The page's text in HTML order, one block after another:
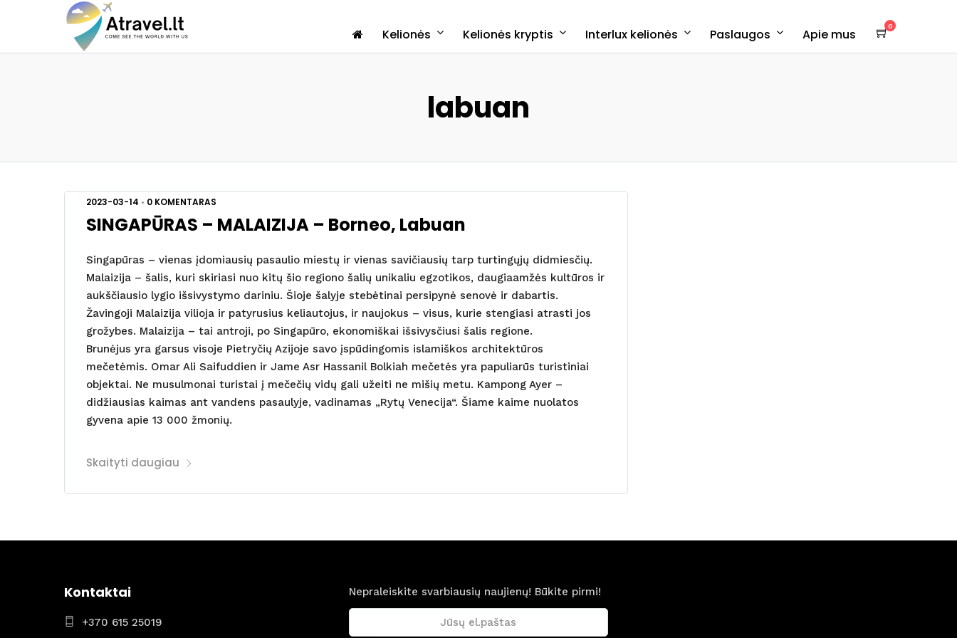
Kelionės Kelionės kryptis Interlux kelionės Paslaugos Apie mus
0
labuan
2023-03-14 • 0 KOMENTARAS
SINGAPŪRAS – MALAIZIJA – Borneo, Labuan
Singapūras – vienas įdomiausių pasaulio miestų ir vienas savičiausių tarp turtingųjų didmiesčių.
Malaizija – šalis, kuri skiriasi nuo kitų šio regiono šalių unikaliu egzotikos, daugiaamžės kultūros ir
aukščiausio lygio išsivystymo dariniu. Šioje šalyje stebėtinai persipynė senovė ir dabartis.
Žavingoji Malaizija vilioja ir patyrusius keliautojus, ir naujokus – visus, kurie stengiasi atrasti jos
grožybes. Malaizija – tai antroji, po Singapūro, ekonomiškai išsivysčiusi šalis regione.
Brunėjus yra garsus visoje Pietryčių Azijoje savo įspūdingomis islamiškos architektūros
mečetėmis. Omar Ali Saifuddien ir Jame Asr Hassanil Bolkiah mečetės yra papuliarūs turistiniai
objektai. Ne musulmonai turistai į mečečių vidų gali užeiti ne mišių metu. Kampong Ayer –
didžiausias kaimas ant vandens pasaulyje, vadinamas „Rytų Venecija“. Šiame kaime nuolatos
gyvena apie 13 000 žmonių.
Skaityti daugiau
Kontaktai
+370 615 25019
Nepraleiskite svarbiausių naujienų! Būkite pirmi!